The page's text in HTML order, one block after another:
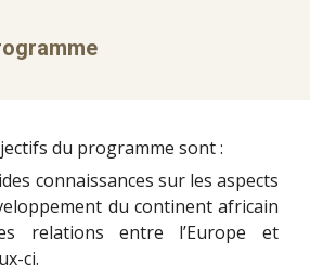
du programme sont :
connaissances sur les aspects
du continent africain
relations entre l’Europe et
ci.